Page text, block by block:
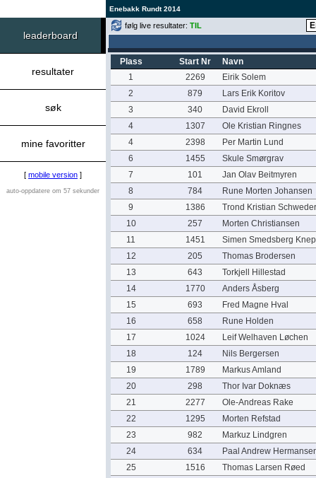
Enebakk Rundt 2014
leaderboard
resultater
søk
mine favoritter
[ mobile version ]
auto-oppdatere om 57 sekunder
følg live resultater: TIL
Plass Start Nr
Navn
1
2269
Eirik Solem
2
879
Lars Erik Koritov
3
340
David Ekroll
4
1307
Ole Kristian Ringnes
4
2398
Per Martin Lund
6
1455
Skule Smørgrav
7
101
Jan Olav Beitmyren
8
784
Rune Morten Johansen
9
1386
Trond Kristian Schweder
10
257
Morten Christiansen
11
1451
Simen Smedsberg
12
205
Thomas Brodersen
13
643
Torkjell Hillestad
14
1770
Anders Åsberg
15
693
Fred Magne Hval
16
658
Rune Holden
17
1024
Leif Welhaven Løchen
18
124
Nils Bergersen
19
1789
Markus Amland
20
298
Thor Ivar Doknæs
21
2277
Ole-Andreas Rake
22
1295
Morten Refstad
23
982
Markuz Lindgren
24
634
Paal Andrew
25
1516
Thomas Larsen Røed